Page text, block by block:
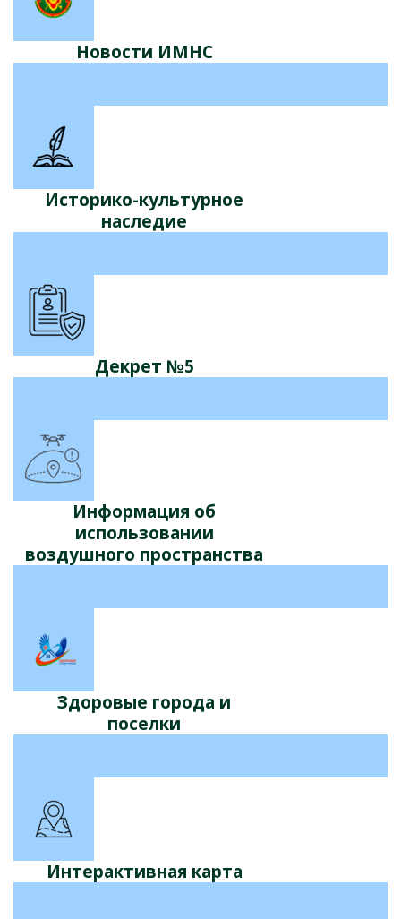
Новости ИМНС
Историко-культурное
наследие
Декрет №5
Информация об
использовании
воздушного пространства
Здоровые города и
поселки
Интерактивная карта